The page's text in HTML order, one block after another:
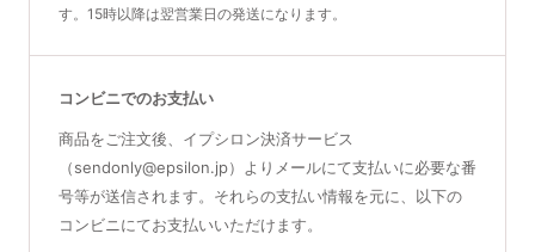
す。15時以降は翌営業日の発送になります。
コンビニでのお支払い
商品をご注文後、イプシロン決済サービス
（sendonly@epsilon.jp）よりメールにて支払いに必要な番
号等が送信されます。それらの支払い情報を元に、以下の
コンビニにてお支払いいただけます。